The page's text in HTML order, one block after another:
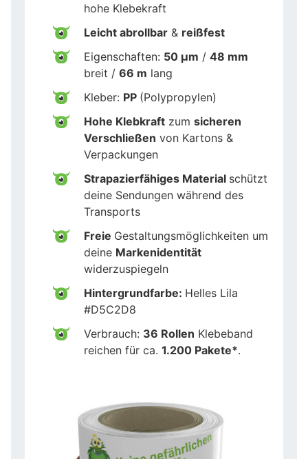
hohe Klebekraft
Leicht abrollbar & reißfest
Eigenschaften: 50 µm / 48 mm
breit / 66 m lang
Kleber: PP (Polypropylen)
Hohe Klebkraft zum sicheren
Verschließen von Kartons &
Verpackungen
Strapazierfähiges Material schützt
deine Sendungen während des
Transports
Freie Gestaltungsmöglichkeiten um
deine Markenidentität
widerzuspiegeln
Hintergrundfarbe: Helles Lila
#D5C2D8
Verbrauch: 36 Rollen Klebeband
reichen für ca. 1.200 Pakete*.